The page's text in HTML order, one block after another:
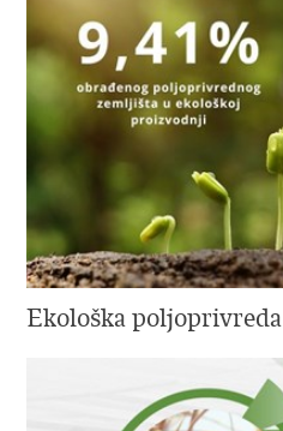
Ekološka poljoprivreda